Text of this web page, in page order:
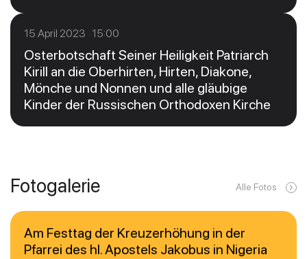
15 April 2023 15:00
Osterbotschaft Seiner Heiligkeit Patriarch
Kirill an die Oberhirten, Hirten, Diakone,
Mönche und Nonnen und alle gläubige
Kinder der Russischen Orthodoxen Kirche
Fotogalerie Alle Fotos
Am Festtag der Kreuzerhöhung in der
Pfarrei des hl. Apostels Jakobus in Nigeria